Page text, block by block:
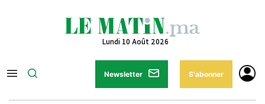
Lundi 10 Août 2026
Newsletter S'abonner